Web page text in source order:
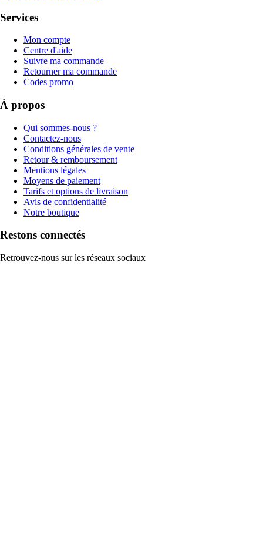
Services
Mon compte
Centre d'aide
Suivre ma commande
Retourner ma commande
Codes promo
À propos
Qui sommes-nous ?
Contactez-nous
Conditions générales de vente
Retour & remboursement
Mentions légales
Moyens de paiement
Tarifs et options de livraison
Avis de confidentialité
Notre boutique
Restons connectés
Retrouvez-nous sur les réseaux sociaux